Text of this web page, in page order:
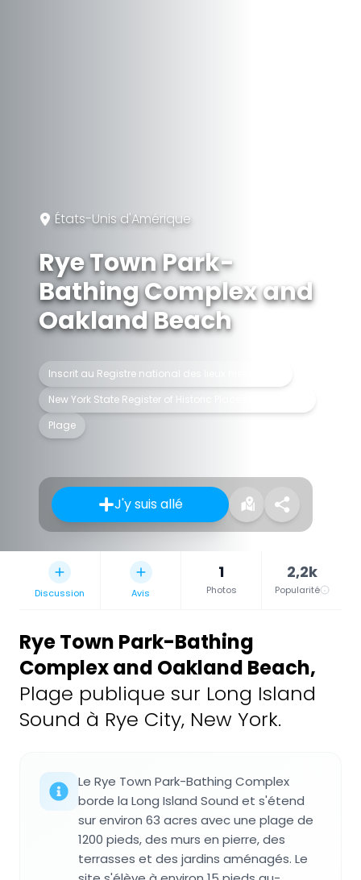
États-Unis d'Amérique
Rye Town Park-
Bathing Complex and
Oakland Beach
Inscrit au Registre national des lieux historiques
New York State Register of Historic Places listed place
Plage
J'y suis allé
Discussion Avis
1
Photos
2,2k
Popularité
Rye Town Park-Bathing
Complex and Oakland Beach,
Plage publique sur Long Island
Sound à Rye City, New York.
Le Rye Town Park-Bathing Complex
borde la Long Island Sound et s'étend
sur environ 63 acres avec une plage de
1200 pieds, des murs en pierre, des
terrasses et des jardins aménagés. Le